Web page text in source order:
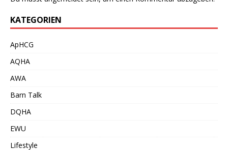
KATEGORIEN
ApHCG
AQHA
AWA
Barn Talk
DQHA
EWU
Lifestyle